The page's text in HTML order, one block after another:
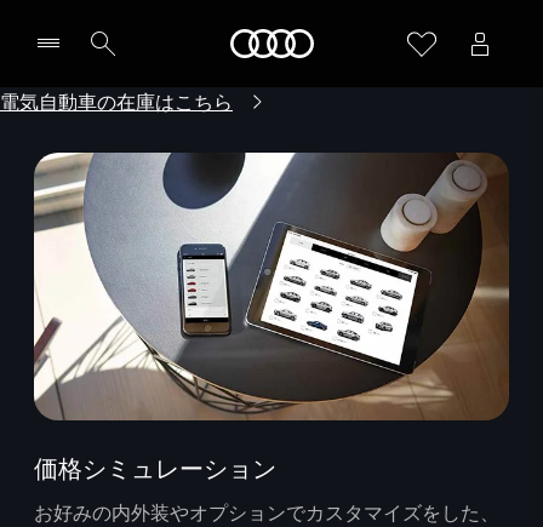
電気自動車の在庫はこちら
価格シミュレーション
お好みの内外装やオプションでカスタマイズをした、